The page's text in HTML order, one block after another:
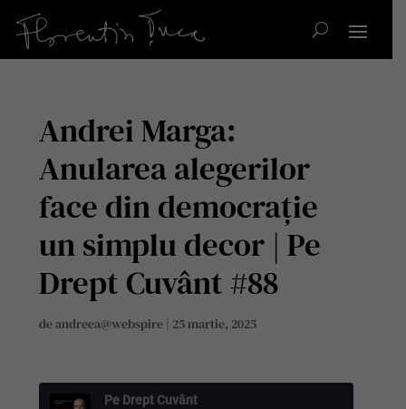
Andrei Marga:
Anularea alegerilor
face din democrație
un simplu decor | Pe
Drept Cuvânt #88
deandreea@webspire | 25 martie, 2025
Pe Drept Cuvânt